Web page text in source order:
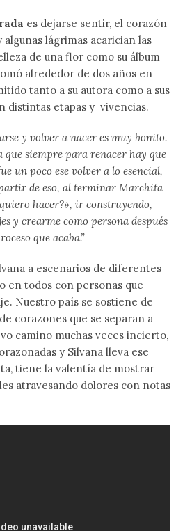
es dejarse sentir, el corazón
lágrimas acarician las
de una flor como su álbum
alrededor de dos años en
tanto a su autora como a sus
distintas etapas y vivencias.
y volver a nacer es muy bonito.
que siempre para renacer hay que
un poco ese volver a lo esencial,
de eso, al terminar Marchita
hacer?», ir construyendo,
y crearme como persona después
que acaba.”
a escenarios de diferentes
en todos con personas que
Nuestro país se sostiene de
corazones que se separan a
camino muchas veces incierto,
y Silvana lleva ese
tiene la valentía de mostrar
atravesando dolores con notas